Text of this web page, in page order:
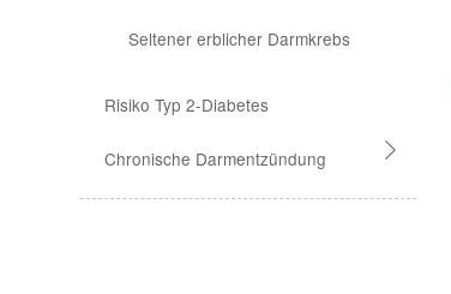
Seltener erblicher Darmkrebs
Risiko Typ 2-Diabetes
Chronische Darmentzündung